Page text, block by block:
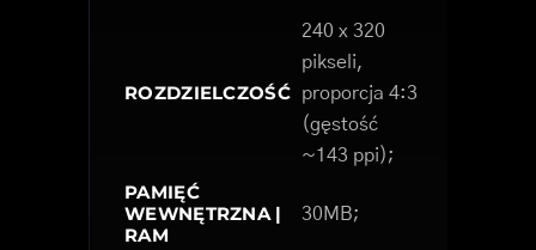
ROZDZIELCZOŚĆ
240 x 320
pikseli,
proporcja 4:3
(gęstość
~143 ppi);
PAMIĘĆ
WEWNĘTRZNA |
RAM
30MB;